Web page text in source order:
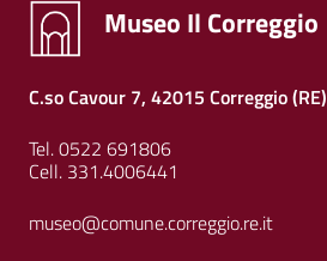
Museo Il Correggio
C.so Cavour 7, 42015 Correggio (RE)
Tel. 0522 691806
Cell. 331.4006441
museo@comune.correggio.re.it